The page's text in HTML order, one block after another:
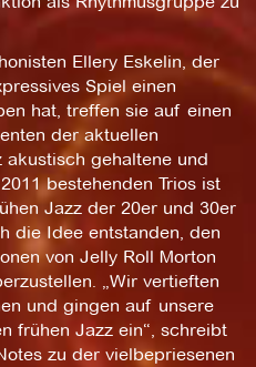
Ellery Eskelin, der
Spiel einen
hat, treffen sie auf einen
der aktuellen
akustisch gehaltene und
bestehenden Trios ist
Jazz der 20er und 30er
die Idee entstanden, den
von Jelly Roll Morton
„Wir vertieften
und gingen auf unsere
frühen Jazz ein“, schreibt
zu der vielbepriesenen